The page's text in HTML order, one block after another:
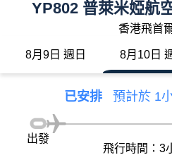
YP802 普萊米婭航
香港飛首
8月9日 週日 8月10日
已安排 預計於 1
出發
飛行時間：3